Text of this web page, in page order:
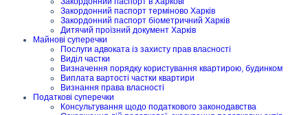
Закордонний паспорт терміново Харків
Закордонний паспорт біометричний Харків
Дитячий проїзний документ Харків
Майнові суперечки
Послуги адвоката із захисту прав власності
Виділ частки
Визначення порядку користування квартирою, будинком
Виплата вартості частки квартири
Визнання права власності
Податкові суперечки
Консультування щодо податкового законодавства